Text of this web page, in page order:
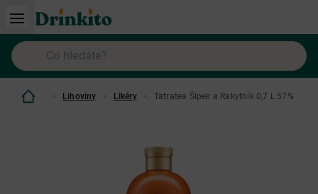
Lihoviny Likéry Tatratea Šípek a Rakytník 0,7 L 57%